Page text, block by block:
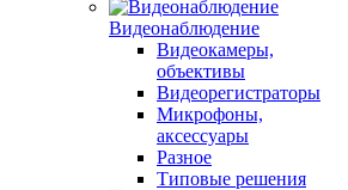
Видеонаблюдение
Видеокамеры,
объективы
Видеорегистраторы
Микрофоны,
аксессуары
Разное
Типовые решения